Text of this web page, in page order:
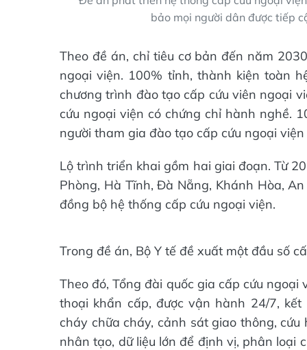
bảo mọi người dân được tiếp
Theo đề án, chỉ tiêu cơ bản đến năm
ngoại viện. 100% tỉnh, thành kiện toàn
chương trình đào tạo cấp cứu viên ngoại
cứu ngoại viện có chứng chỉ hành nghề.
người tham gia đào tạo cấp cứu ngoại
Lộ trình triển khai gồm hai giai đoạn. Từ
Phòng, Hà Tĩnh, Đà Nẵng, Khánh Hòa,
đồng bộ hệ thống cấp cứu ngoại viện.
Trong đề án, Bộ Y tế đề xuất một đầu số
Theo đó, Tổng đài quốc gia cấp cứu
thoại khẩn cấp, được vận hành 24/7,
cháy chữa cháy, cảnh sát giao thông,
nhân tạo, dữ liệu lớn để định vị, phân loại